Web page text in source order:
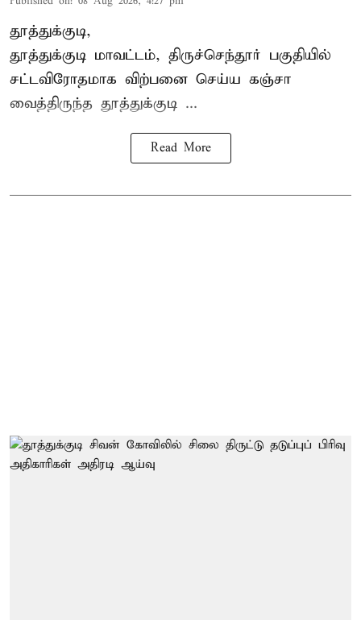
தூத்துக்குடி,
தூத்துக்குடி மாவட்டம், திருச்செந்தூர் பகுதியில்
சட்டவிரோதமாக விற்பனை செய்ய கஞ்சா
வைத்திருந்த தூத்துக்குடி ...
Read More